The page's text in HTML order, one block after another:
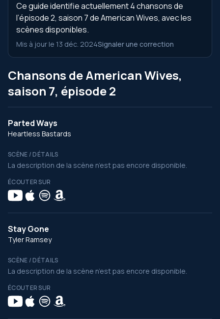
Ce guide identifie actuellement 4 chansons de
l’épisode 2, saison 7 de American Wives, avec les
scènes disponibles.
Mis à jour le 13 déc. 2024Signaler une correction
Chansons de American Wives,
saison 7, épisode 2
Parted Ways
Heartless Bastards
SCÈNE / DÉTAILS
La description de la scène n’est pas encore disponible.
ÉCOUTER SUR
Stay Gone
Tyler Ramsey
SCÈNE / DÉTAILS
La description de la scène n’est pas encore disponible.
ÉCOUTER SUR